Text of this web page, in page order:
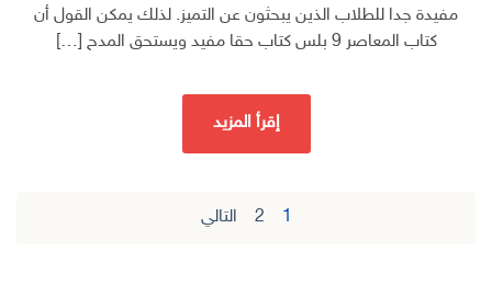
مفيدة جدا للطلاب الذين يبحثون عن التميز. لذلك يمكن القول أن
كتاب المعاصر 9 بلس كتاب حقا مفيد ويستحق المدح […]
إقرأ المزيد
1
2 التالي